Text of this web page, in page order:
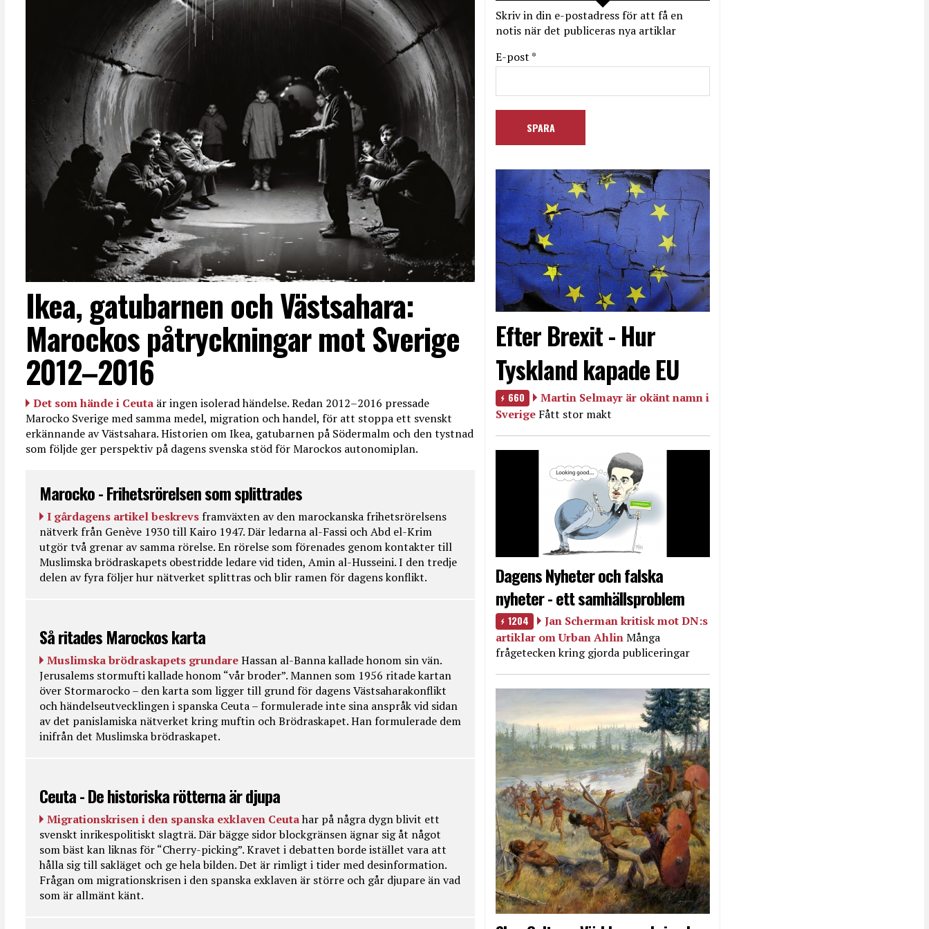
Ikea, gatubarnen och Västsahara:
Marockos påtryckningar mot Sverige
2012–2016
Det som hände i Ceuta är ingen isolerad händelse. Redan 2012–2016 pressade
Marocko Sverige med samma medel, migration och handel, för att stoppa ett svenskt
erkännande av Västsahara. Historien om Ikea, gatubarnen på Södermalm och den tystnad
som följde ger perspektiv på dagens svenska stöd för Marockos autonomiplan.
Marocko - Frihetsrörelsen som splittrades
I gårdagens artikel beskrevs framväxten av den marockanska frihetsrörelsens
nätverk från Genève 1930 till Kairo 1947. Där ledarna al-Fassi och Abd el-Krim
utgör två grenar av samma rörelse. En rörelse som förenades genom kontakter till
Muslimska brödraskapets obestridde ledare vid tiden, Amin al-Husseini. I den tredje
delen av fyra följer hur nätverket splittras och blir ramen för dagens konflikt.
Så ritades Marockos karta
Muslimska brödraskapets grundareHassan al-Banna kallade honom sin vän.
Jerusalems stormufti kallade honom “vår broder”. Mannen som 1956 ritade kartan
över Stormarocko – den karta som ligger till grund för dagens Västsaharakonflikt
och händelseutvecklingen i spanska Ceuta – formulerade inte sina anspråk vid sidan
av det panislamiska nätverket kring muftin och Brödraskapet. Han formulerade dem
inifrån det Muslimska brödraskapet.
Ceuta - De historiska rötterna är djupa
Migrationskrisen i den spanska exklaven Ceutahar på några dygn blivit ett
svenskt inrikespolitiskt slagträ. Där bägge sidor blockgränsen ägnar sig åt något
som bäst kan liknas för “Cherry-picking”. Kravet i debatten borde istället vara att
hålla sig till sakläget och ge hela bilden. Det är rimligt i tider med desinformation.
Frågan om migrationskrisen i den spanska exklaven är större och går djupare än vad
som är allmänt känt.
Skriv in din e-postadress för att få en
notis när det publiceras nya artiklar
E-post *
Efter Brexit - Hur
Tyskland kapade EU
660
Martin Selmayr är okänt namn i
Sverige Fått stor makt
Dagens Nyheter och falska
nyheter - ett samhällsproblem
1204
Jan Scherman kritisk mot DN:s
artiklar om Urban AhlinMånga
frågetecken kring gjorda publiceringar